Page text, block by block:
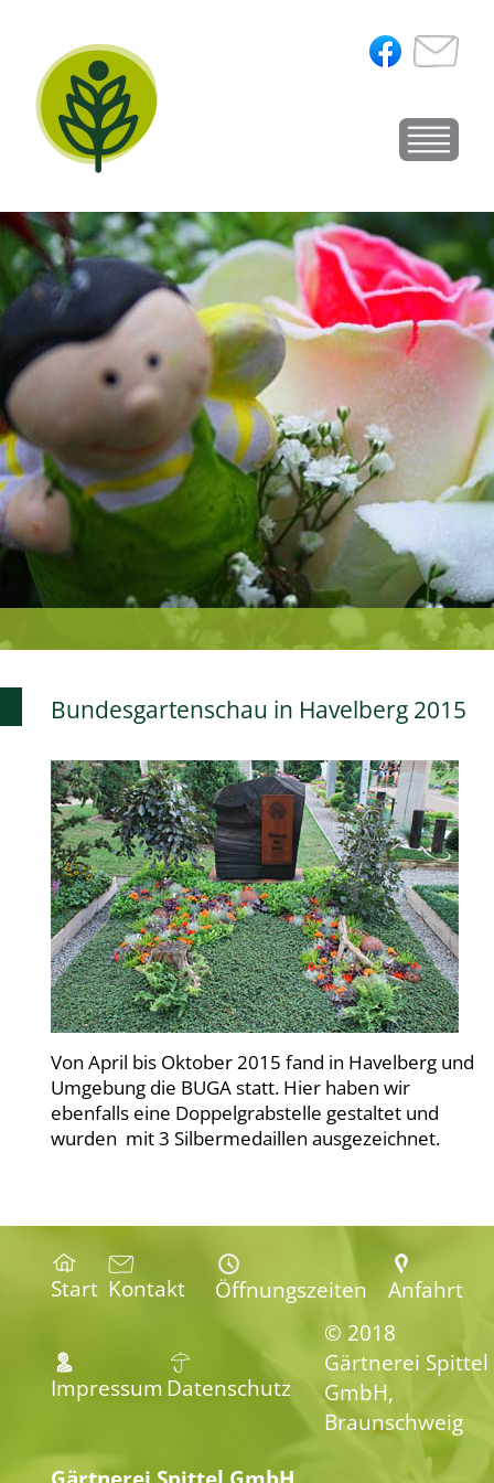
Bundesgartenschau in Havelberg 2015
Von April bis Oktober 2015 fand in Havelberg und
Umgebung die BUGA statt. Hier haben wir
ebenfalls eine Doppelgrabstelle gestaltet und
wurden mit 3 Silbermedaillen ausgezeichnet.
Start Kontakt Öffnungszeiten Anfahrt
Impressum Datenschutz
© 2018
Gärtnerei Spittel
GmbH,
Braunschweig